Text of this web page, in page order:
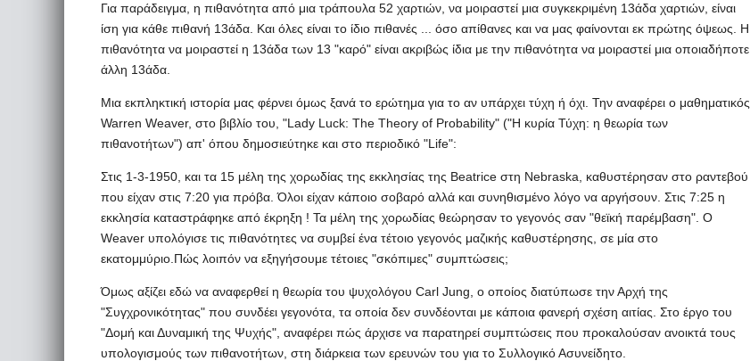
Για παράδειγμα, η πιθανότητα από μια τράπουλα 52 χαρτιών, να μοιραστεί μια συγκεκριμένη 13άδα χαρτιών, είναι
ίση για κάθε πιθανή 13άδα. Και όλες είναι το ίδιο πιθανές ... όσο απίθανες και να μας φαίνονται εκ πρώτης όψεως. Η
πιθανότητα να μοιραστεί η 13άδα των 13 "καρό" είναι ακριβώς ίδια με την πιθανότητα να μοιραστεί μια οποιαδήποτε
άλλη 13άδα.
Μια εκπληκτική ιστορία μας φέρνει όμως ξανά το ερώτημα για το αν υπάρχει τύχη ή όχι. Την αναφέρει ο μαθηματικός
Warren Weaver, στο βιβλίο του, "Lady Luck: The Theory of Probability" ("Η κυρία Τύχη: η θεωρία των
πιθανοτήτων") απ' όπου δημοσιεύτηκε και στο περιοδικό "Life":
Στις 1-3-1950, και τα 15 μέλη της χορωδίας της εκκλησίας της Beatrice στη Nebraska, καθυστέρησαν στο ραντεβού
που είχαν στις 7:20 για πρόβα. Όλοι είχαν κάποιο σοβαρό αλλά και συνηθισμένο λόγο να αργήσουν. Στις 7:25 η
εκκλησία καταστράφηκε από έκρηξη ! Τα μέλη της χορωδίας θεώρησαν το γεγονός σαν "θεϊκή παρέμβαση". Ο
Weaver υπολόγισε τις πιθανότητες να συμβεί ένα τέτοιο γεγονός μαζικής καθυστέρησης, σε μία στο
εκατομμύριο.Πώς λοιπόν να εξηγήσουμε τέτοιες "σκόπιμες" συμπτώσεις;
Όμως αξίζει εδώ να αναφερθεί η θεωρία του ψυχολόγου Carl Jung, ο οποίος διατύπωσε την Αρχή της
"Συγχρονικότητας" που συνδέει γεγονότα, τα οποία δεν συνδέονται με κάποια φανερή σχέση αιτίας. Στο έργο του
"Δομή και Δυναμική της Ψυχής", αναφέρει πώς άρχισε να παρατηρεί συμπτώσεις που προκαλούσαν ανοικτά τους
υπολογισμούς των πιθανοτήτων, στη διάρκεια των ερευνών του για το Συλλογικό Ασυνείδητο.